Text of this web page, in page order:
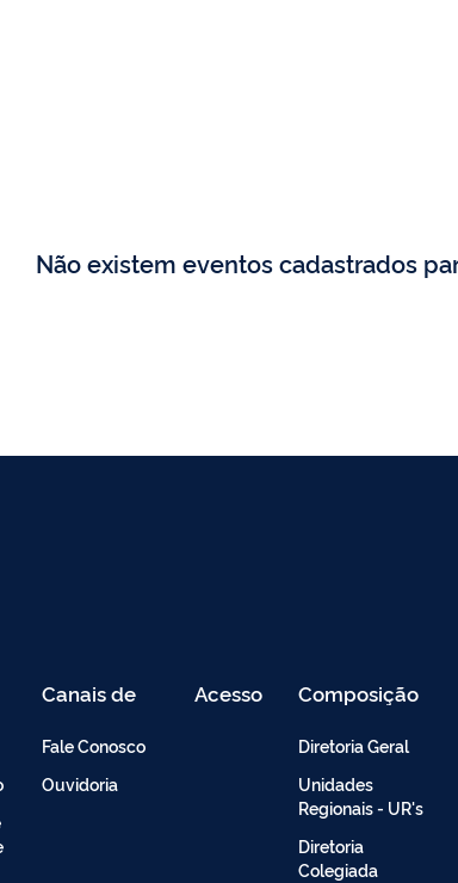
Não existem eventos cadastrados
Canais de
Atendimento
Fale Conosco
Ouvidoria
Acesso
Restrito
Composição
Diretoria Geral
Unidades
Regionais - UR's
Diretoria
Colegiada